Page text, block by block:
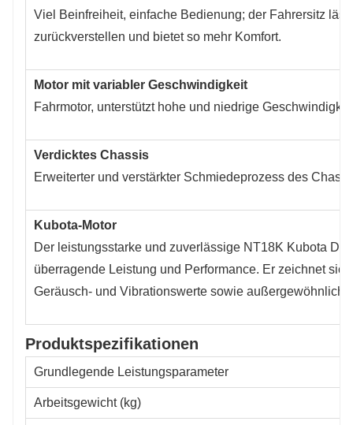
Viel Beinfreiheit, einfache Bedienung; der Fahrersitz
zurückverstellen und bietet so mehr Komfort.
Motor mit variabler Geschwindigkeit
Fahrmotor, unterstützt hohe und niedrige
Verdicktes Chassis
Erweiterter und verstärkter Schmiedeprozess des
Kubota-Motor
Der leistungsstarke und zuverlässige NT18K Kubota
überragende Leistung und Performance. Er zeichnet
Geräusch- und Vibrationswerte sowie
Produktspezifikationen
Grundlegende Leistungsparameter
Arbeitsgewicht (kg)